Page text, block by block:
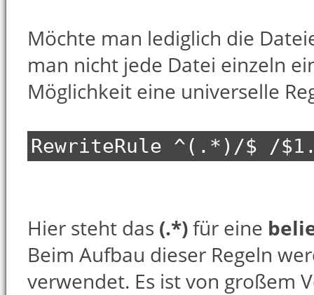
Möchte man lediglich die
man nicht jede Datei einzeln
Möglichkeit eine universelle
RewriteRule ^(.*)/$ /
Hier steht das (.*)für eine
Beim Aufbau dieser Regeln
verwendet. Es ist von großem